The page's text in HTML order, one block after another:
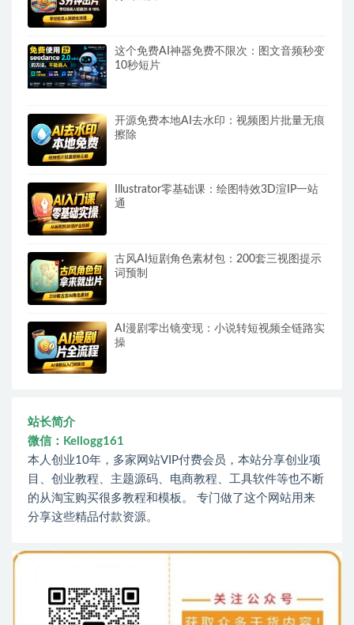
这个免费AI神器免费不限次：图文音频秒变
10秒短片
开源免费本地AI去水印：视频图片批量无痕
擦除
Illustrator零基础课：绘图特效3D渲IP一站
通
古风AI短剧角色素材包：200套三视图提示
词预制
AI漫剧零出镜变现：小说转短视频全链路实
操
站长简介
微信：Kellogg161
本人创业10年，多家网站VIP付费会员，本站分享创业项
目、创业教程、主题源码、电商教程、工具软件等也不断
的从淘宝购买很多教程和模板。 专门做了这个网站用来
分享这些精品付款资源。